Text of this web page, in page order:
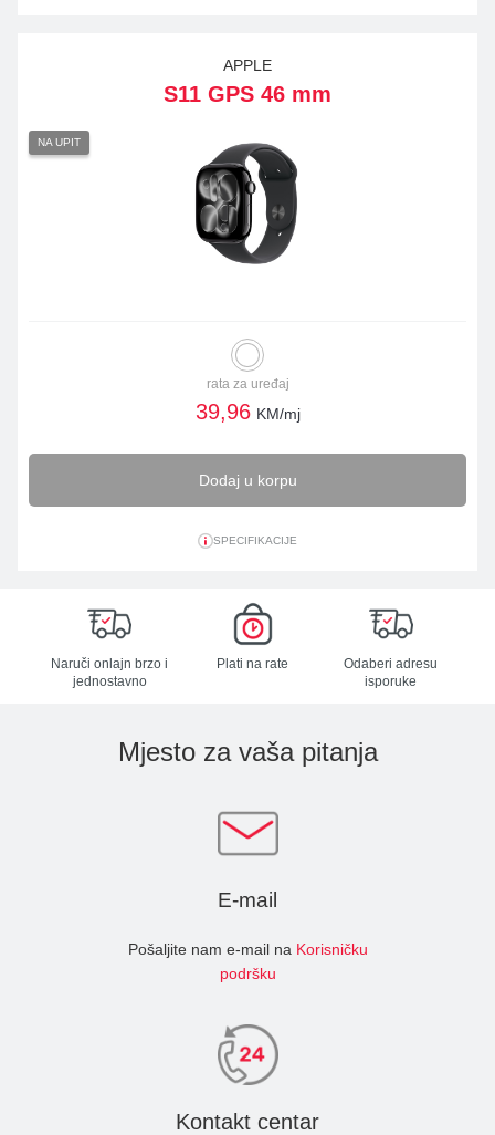
APPLE
S11 GPS 46 mm
NA UPIT
rata za uređaj
39,96 KM/mj
Dodaj u korpu
SPECIFIKACIJE
Naruči onlajn brzo i
jednostavno
Plati na rate
Odaberi adresu
isporuke
Mjesto za vaša pitanja
E-mail
Pošaljite nam e-mail na Korisničku
podršku
Kontakt centar